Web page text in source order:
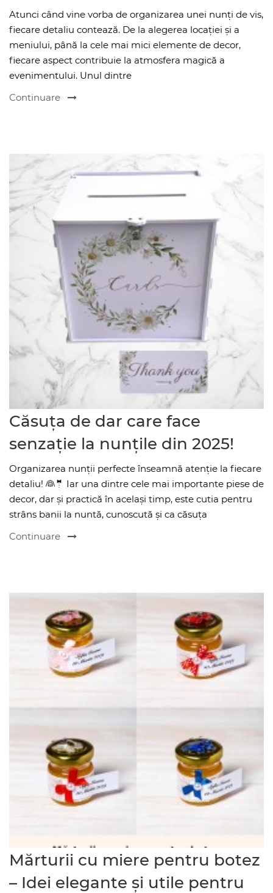
Atunci când vine vorba de organizarea unei nunți de vis,
fiecare detaliu contează. De la alegerea locației și a
meniului, până la cele mai mici elemente de decor,
fiecare aspect contribuie la atmosfera magică a
evenimentului. Unul dintre
Continuare
Căsuța de dar care face
senzație la nunțile din 2025!
Organizarea nunții perfecte înseamnă atenție la fiecare
detaliu! 👰🤵 Iar una dintre cele mai importante piese de
decor, dar și practică în același timp, este cutia pentru
strâns banii la nuntă, cunoscută și ca căsuța
Continuare
Mărturii cu miere pentru botez
– Idei elegante și utile pentru